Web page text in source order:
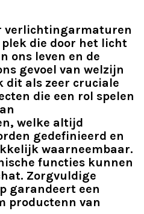
verlichtingarmaturen
die door het licht
ons leven en de
gevoel van welzijn
dit als zeer cruciale
die een rol spelen
welke altijd
gedefinieerd en
waarneembaar.
functies kunnen
Zorgvuldige
garandeert een
productenn van